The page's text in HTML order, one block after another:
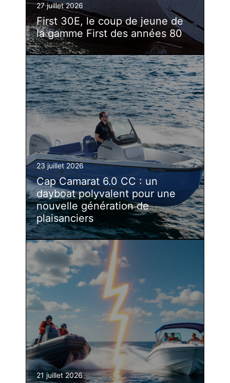
27 juillet 2026
First 30E, le coup de jeune de
la gamme First des années 80
23 juillet 2026
Cap Camarat 6.0 CC : un
dayboat polyvalent pour une
nouvelle génération de
plaisanciers
21 juillet 2026